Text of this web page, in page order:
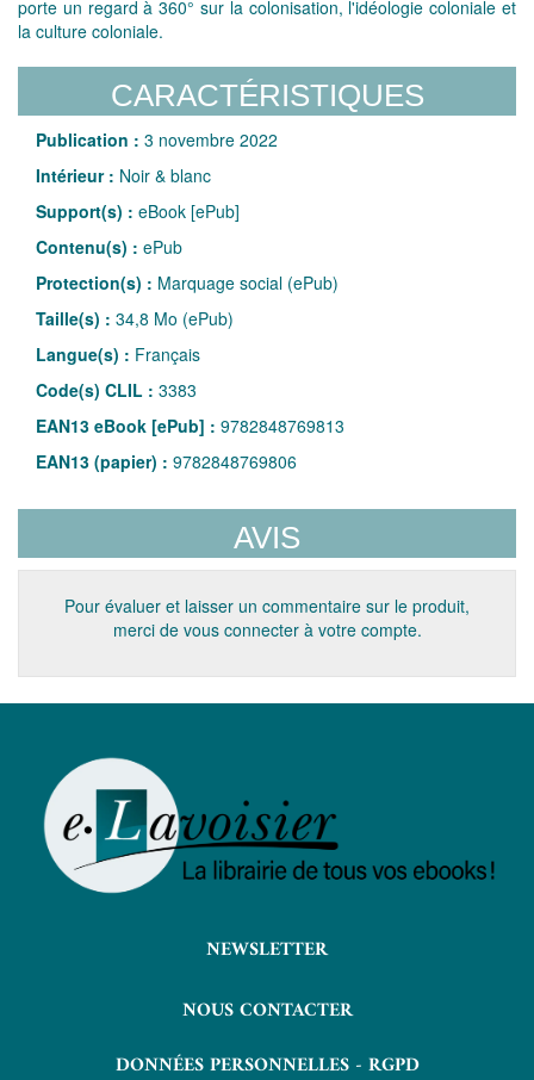
porte un regard à 360° sur la colonisation, l'idéologie coloniale et
la culture coloniale.
CARACTÉRISTIQUES
Publication : 3 novembre 2022
Intérieur : Noir & blanc
Support(s) : eBook [ePub]
Contenu(s) : ePub
Protection(s) : Marquage social (ePub)
Taille(s) : 34,8 Mo (ePub)
Langue(s) : Français
Code(s) CLIL : 3383
EAN13 eBook [ePub] : 9782848769813
EAN13 (papier) : 9782848769806
AVIS
Pour évaluer et laisser un commentaire sur le produit,
merci de vous connecter à votre compte.
NEWSLETTER
NOUS CONTACTER
DONNÉES PERSONNELLES - RGPD